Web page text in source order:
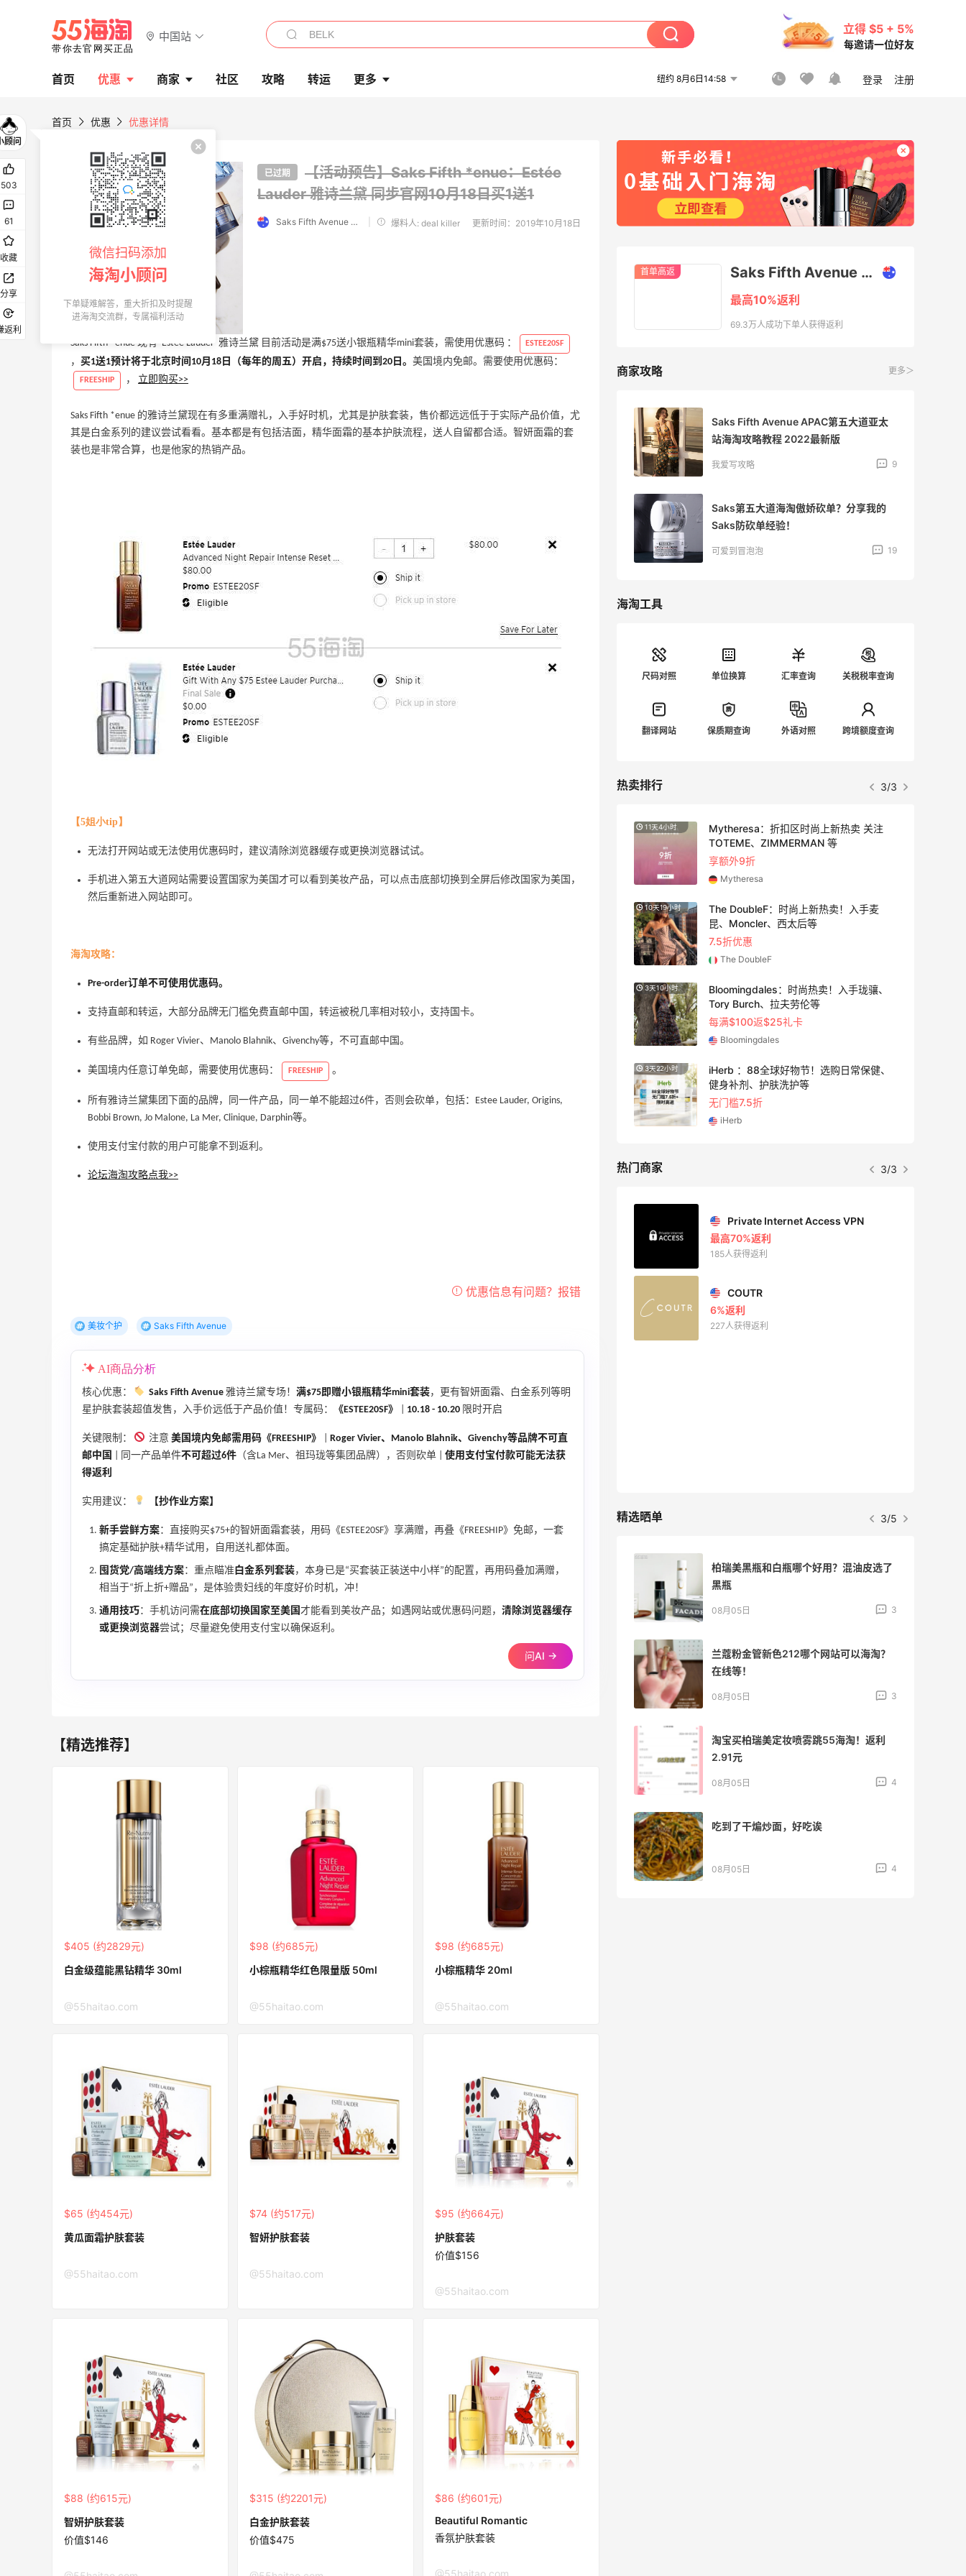
中国站
立得 $5 + 5%
每邀请一位好友
首页 优惠 商家 社区 攻略 转运 更多 纽约 8月6日14:58 登录 注册
首页 优惠 优惠详情
首单高返 已过期
【活动预告】Saks Fifth *enue：Estée
Lauder 雅诗兰黛同步官网10月18日买1送1
Saks Fifth Avenue APAC 爆料人: deal killer 更新时间：2019年10月18日
Saks Fifth *enue 现有 Estée Lauder 雅诗兰黛 目前活动是满$75送小银瓶精华mini套装，需使用优惠码 ： ESTEE20SF
， 买1送1预计将于北京时间10月18日（每年的周五）开启，持续时间到20日。 美国境内免邮。需要使用优惠码：
FREESHIP ， 立即购买>>
Saks Fifth *enue 的雅诗兰黛现在有多重满赠礼，入手好时机，尤其是护肤套装，售价都远远低于于实际产品价值，尤
其是白金系列的建议尝试看看。基本都是有包括洁面，精华面霜的基本护肤流程，送人自留都合适。智妍面霜的套
装也是非常合算，也是他家的热销产品。
【5姐小tip】
无法打开网站或无法使用优惠码时，建议清除浏览器缓存或更换浏览器试试。
手机进入第五大道网站需要设置国家为美国才可以看到美妆产品，可以点击底部切换到全屏后修改国家为美国，
然后重新进入网站即可。
海淘攻略：
Pre-order订单不可使用优惠码。
支持直邮和转运，大部分品牌无门槛免费直邮中国，转运被税几率相对较小，支持国卡。
有些品牌，如 Roger Vivier、Manolo Blahnik、Givenchy等，不可直邮中国。
美国境内任意订单免邮，需要使用优惠码： FREESHIP 。
所有雅诗兰黛集团下面的品牌，同一件产品，同一单不能超过6件，否则会砍单，包括：Estee Lauder, Origins,
Bobbi Brown, Jo Malone, La Mer, Clinique, Darphin等。
使用支付宝付款的用户可能拿不到返利。
论坛海淘攻略点我>>
美妆个护 Saks Fifth Avenue
AI商品分析
核心优惠： Saks Fifth Avenue 雅诗兰黛专场！ 满$75即赠小银瓶精华mini套装，更有智妍面霜、白金系列等明
星护肤套装超值发售，入手价远低于产品价值！专属码：
《ESTEE20SF》 10.18 - 10.20 限时开启
关键限制： 注意 美国境内免邮需用码《FREESHIP》
Roger Vivier、Manolo Blahnik、Givenchy等品牌不可直
邮中国
| 同一产品单件不可超过6件 （含La Mer、祖玛珑等集团品牌），否则砍单 | 使用支付宝付款可能无法获
得返利
实用建议： 【抄作业方案】
新手尝鲜方案：直接购买$75+的智妍面霜套装，用码《ESTEE20SF》享满赠，再叠《FREESHIP》免邮，一套
搞定基础护肤+精华试用，自用送礼都体面。
囤货党/高端线方案：重点瞄准 白金系列套装，本身已是“买套装正装送中小样”的配置，再用码叠加满赠，
相当于“折上折+赠品”，是体验贵妇线的年度好价时机，冲！
通用技巧：手机访问需在底部切换国家至美国 才能看到美妆产品；如遇网站或优惠码问题， 清除浏览器缓存
或更换浏览器尝试；尽量避免使用支付宝以确保返利。
问AI →
【精选推荐】
$405 (约2829元)
白金级蕴能黑钻精华 30ml
@55haitao.com
$98 (约685元)
小棕瓶精华红色限量版 50ml
@55haitao.com
$98 (约685元)
小棕瓶精华 20ml
@55haitao.com
$65 (约454元)
黄瓜面霜护肤套装
@55haitao.com
$74 (约517元)
智妍护肤套装
@55haitao.com
$95 (约664元)
护肤套装
价值$156
@55haitao.com
$88 (约615元)
智妍护肤套装
价值$146
$315 (约2201元)
白金护肤套装
价值$475
$86 (约601元)
Beautiful Romantic
香氛护肤套装
@55haitao.com
首单高返 Saks Fifth Avenue APAC
最高10%返利
69.3万人成功下单人获得返利
商家攻略 更多＞
Saks Fifth Avenue APAC第五大道亚太
站海淘攻略教程 2022最新版
可爱到冒泡泡
Saks Fifth Avenue APAC第五大道亚太
站海淘攻略教程 2022最新版
我爱写攻略 9
Saks第五大道海淘傲娇砍单？分享我的
Saks防砍单经验！
可爱到冒泡泡 19
海淘工具
尺码对照 单位换算 汇率查询 关税税率查询
翻译网站 保质期查询 外语对照 跨境额度查询
热卖排行 3/3
3天22小时
adidas HK：精选正价产品促销！入球
衣、金属银跆拳道鞋等
adidas HK
2天22小时
Diesel Europe：折扣区上新热卖！入手包
袋、服饰、鞋履等
Diesel Europe
Maje US：限时闪促！入手明星同款服饰
精选低至2折
Maje US
低至2折 千鸟格连衣裙$95
Sandro us
Prada、TF 等
低至4折+额外8折
11天4小时
Mytheresa：折扣区时尚上新热卖 关注
TOTEME、ZIMMERMAN 等
享额外9折
Mytheresa
10天19小时
The DoubleF：时尚上新热卖！入手麦
昆、Moncler、西太后等
7.5折优惠
The DoubleF
3天10小时
Bloomingdales：时尚热卖！入手珑骧、
Tory Burch、拉夫劳伦等
每满$100返$25礼卡
Bloomingdales
3天22小时
iHerb ：88全球好物节！选购日常保健、
健身补剂、护肤洗护等
无门槛7.5折
iHerb
热门商家 3/3
54人获得返利
Eileen Fisher
5133人获得返利
Matte Collection
最高3%返利
Belly Bandit
282人获得返利
RFM Denim
6%返利
Private Internet Access VPN
最高70%返利
185人获得返利
COUTR
6%返利
227人获得返利
精选晒单 3/5
开奖｜社区7月常规主题活动名单公布
08月06日 1
碳水快乐｜童年回忆李先生牛肉面🍜
08月06日
户外运动防-晒｜蜜丝婷开挂摇摇乐实测
Evelom卸妆膏--卸妆膏中的“爱马仕”
08月05日
FWRD黑五2026海淘奢侈品折扣力度大
【黑五海淘攻略】Bobbi Brown黑五
2026海淘折扣预测！
柏瑞美黑瓶和白瓶哪个好用？混油皮选了
黑瓶
08月05日 3
兰蔻粉金管新色212哪个网站可以海淘？
在线等！
08月05日 3
淘宝买柏瑞美定妆喷雾跳55海淘！返利
2.91元
08月05日 4
吃到了干煸炒面，好吃诶
08月05日 4
503
61
收藏
分享
返利
微信扫码添加
海淘小顾问
下单疑难解答，重大折扣及时提醒
进海淘交流群，专属福利活动